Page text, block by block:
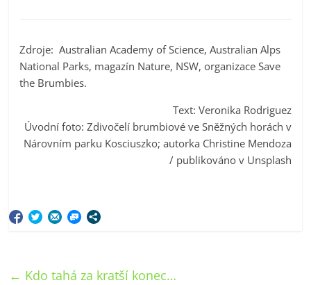
Zdroje: Australian Academy of Science, Australian Alps
National Parks, magazín Nature, NSW, organizace Save
the Brumbies.
Text: Veronika Rodriguez
Úvodní foto: Zdivočelí brumbiové ve Sněžných horách v
Nárovním parku Kosciuszko; autorka Christine Mendoza
/ publikováno v Unsplash
← Kdo tahá za kratší konec…